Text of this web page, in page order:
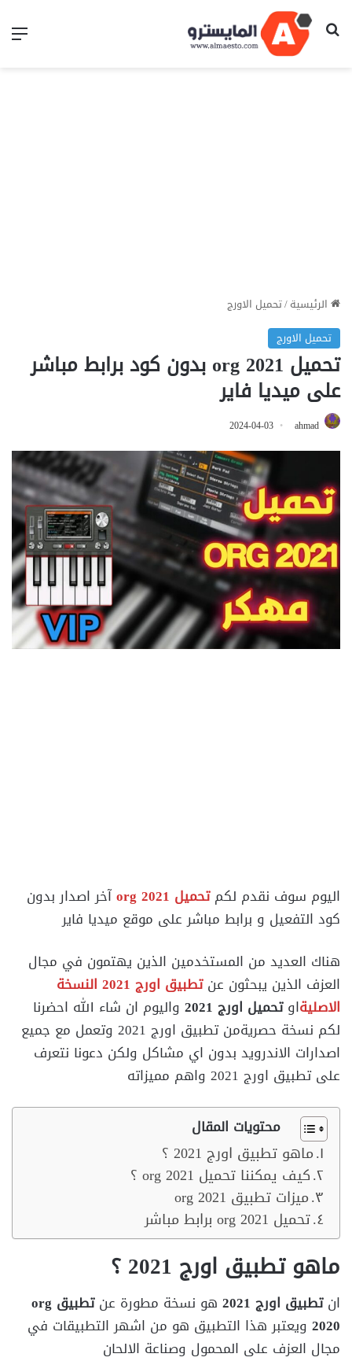
بحث عن
الرئيسية/تحميل الاورج
تحميل الاورج
تحميل org 2021 بدون كود برابط مباشر
على ميديا فاير
ahmad
2024-04-03
اليوم سوف نقدم لكمتحميل org 2021
آخر اصدار بدون
كود التفعيل و برابط مباشر على موقع ميديا فاير
هناك العديد من المستخدمين الذين يهتمون في مجال
العزف الذين يبحثون عن
تطبيق اورج 2021 النسخة
الاصليةاوتحميل اورج 2021
واليوم ان شاء الله احضرنا
لكم نسخة حصريةمن تطبيق اورج 2021 وتعمل مع جميع
اصدارات الاندرويد بدون اي مشاكل ولكن دعونا نتعرف
على تطبيق اورج 2021 واهم مميزاته
محتويات المقال
ماهو تطبيق اورج 2021 ؟
كيف يمكننا تحميل org 2021 ؟
ميزات تطبيق org 2021
تحميل org 2021 برابط مباشر
ماهو تطبيق اورج 2021 ؟
انتطبيق اورج 2021 هو نسخة مطورة عن
تطبيق org
2020 ويعتبر هذا التطبيق هو من اشهر التطبيقات في
مجال العزف على المحمول وصناعة الالحان